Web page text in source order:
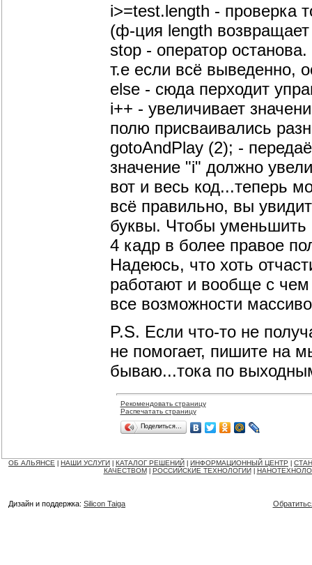
i>=test.length - проверка
(ф-ция length
stop - оператор останова.
т.е если всё выведенно,
else - сюда перходит
i++ - увеличивает
полю присваивались
gotoAndPlay (2); -
значение "i" должно
вот и весь код...теперь
всё правильно, вы
буквы. Чтобы уменьшить
4 кадр в более правое
Надеюсь, что хоть
работают и вообще с чем
все возможности
P.S. Если что-то не
не помогает, пишите на
бываю...тока по
Рекомендовать страницу
Распечатать страницу
Поделиться…
ОБ АЛЬЯНСЕ НАШИ УСЛУГИ КАТАЛОГ РЕШЕНИЙ ИНФОРМАЦИОННЫЙ ЦЕНТР
КАЧЕСТВОМ
РОССИЙСКИЕ ТЕХНОЛОГИИ
Дизайн и поддержка: Silicon Taiga